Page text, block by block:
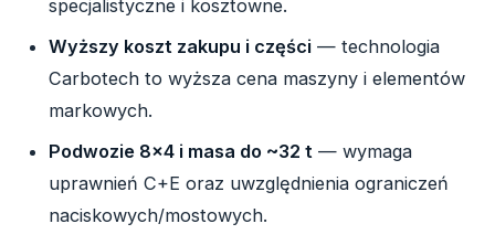
specjalistyczne i kosztowne.
Wyższy koszt zakupu i części — technologia
Carbotech to wyższa cena maszyny i elementów
markowych.
Podwozie 8x4 i masa do ~32 t — wymaga
uprawnień C+E oraz uwzględnienia ograniczeń
naciskowych/mostowych.